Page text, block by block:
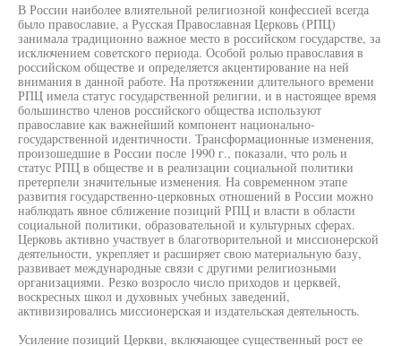
В России наиболее влиятельной религиозной конфессией всегда
было православие, а Русская Православная Церковь (РПЦ)
занимала традиционно важное место в российском государстве, за
исключением советского периода. Особой ролью православия в
российском обществе и определяется акцентирование на ней
внимания в данной работе. На протяжении длительного времени
РПЦ имела статус государственной религии, и в настоящее время
большинство членов российского общества используют
православие как важнейший компонент национально-
государственной идентичности. Трансформационные изменения,
произошедшие в России после 1990 г., показали, что роль и
статус РПЦ в обществе и в реализации социальной политики
претерпели значительные изменения. На современном этапе
развития государственно-церковных отношений в России можно
наблюдать явное сближение позиций РПЦ и власти в области
социальной политики, образовательной и культурных сферах.
Церковь активно участвует в благотворительной и миссионерской
деятельности, укрепляет и расширяет свою материальную базу,
развивает международные связи с другими религиозными
организациями. Резко возросло число приходов и церквей,
воскресных школ и духовных учебных заведений,
активизировались миссионерская и издательская деятельность.
Усиление позиций Церкви, включающее существенный рост ее